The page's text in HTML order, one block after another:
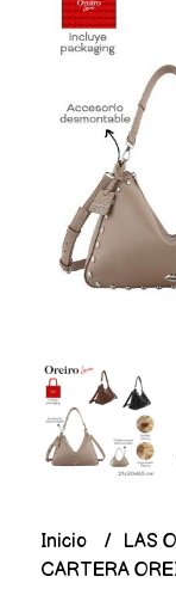
Inicio
LAS
CARTERA